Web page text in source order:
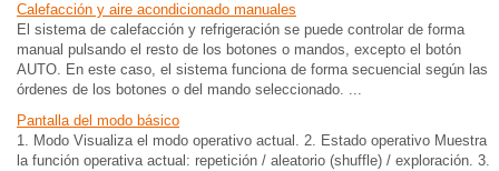
Calefacción y aire acondicionado manuales
El sistema de calefacción y refrigeración se puede controlar de forma
manual pulsando el resto de los botones o mandos, excepto el botón
AUTO. En este caso, el sistema funciona de forma secuencial según las
órdenes de los botones o del mando seleccionado. ...
Pantalla del modo básico
1. Modo Visualiza el modo operativo actual. 2. Estado operativo Muestra
la función operativa actual: repetición / aleatorio (shuffle) / exploración. 3.